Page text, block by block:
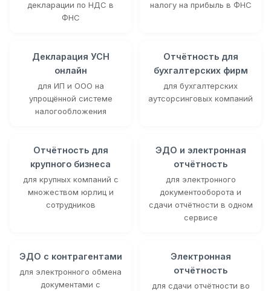
декларации по НДС в
ФНС
налогу на прибыль в ФНС
Декларация УСН
онлайн
для ИП и ООО на
упрощённой системе
налогообложения
Отчётность для
бухгалтерских фирм
для бухгалтерских
аутсорсинговых компаний
Отчётность для
крупного бизнеса
для крупных компаний с
множеством юрлиц и
сотрудников
ЭДО и электронная
отчётность
для электронного
документооборота и
сдачи отчётности в одном
сервисе
ЭДО с контрагентами
для электронного обмена
документами с
Электронная
отчётность
для сдачи отчётности во